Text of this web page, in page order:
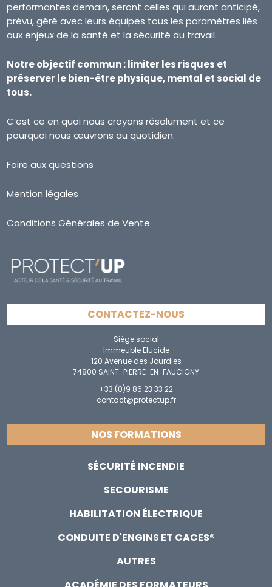
performantes demain, seront celles qui auront anticipé,
prévu, géré avec leurs équipes tous les paramètres liés
aux enjeux de la santé et la sécurité au travail.
Notre objectif commun : limiter les risques et
préserver le bien-être physique, mental et social de
tous.
C’est ce en quoi nous croyons résolument et ce
pourquoi nous œuvrons au quotidien.
Foire aux questions
Mention légales
Conditions Générales de Vente
CONTACTEZ-NOUS
Siège social
Immeuble Elucide
120 Avenue des Jourdies
74800 SAINT-PIERRE-EN-FAUCIGNY
+33 (0)9 86 23 33 22
contact@protectup.fr
NOS FORMATIONS
SÉCURITÉ INCENDIE
SECOURISME
HABILITATION ÉLECTRIQUE
CONDUITE D'ENGINS ET CACES®
AUTRES